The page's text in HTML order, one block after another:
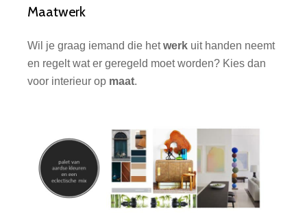
Maatwerk
Wil je graag iemand die hetwerk uit handen neemt
en regelt wat er geregeld moet worden? Kies dan
voor interieur op maat.